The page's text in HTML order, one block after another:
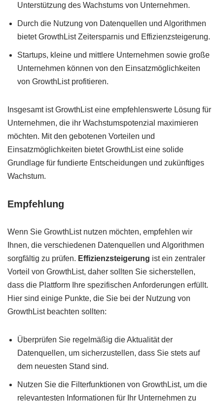
Unterstützung des Wachstums von Unternehmen.
Durch die Nutzung von Datenquellen und Algorithmen
bietet GrowthList Zeitersparnis und Effizienzsteigerung.
Startups, kleine und mittlere Unternehmen sowie große
Unternehmen können von den Einsatzmöglichkeiten
von GrowthList profitieren.
Insgesamt ist GrowthList eine empfehlenswerte Lösung für
Unternehmen, die ihr Wachstumspotenzial maximieren
möchten. Mit den gebotenen Vorteilen und
Einsatzmöglichkeiten bietet GrowthList eine solide
Grundlage für fundierte Entscheidungen und zukünftiges
Wachstum.
Empfehlung
Wenn Sie GrowthList nutzen möchten, empfehlen wir
Ihnen, die verschiedenen Datenquellen und Algorithmen
sorgfältig zu prüfen. Effizienzsteigerung ist ein zentraler
Vorteil von GrowthList, daher sollten Sie sicherstellen,
dass die Plattform Ihre spezifischen Anforderungen erfüllt.
Hier sind einige Punkte, die Sie bei der Nutzung von
GrowthList beachten sollten:
Überprüfen Sie regelmäßig die Aktualität der
Datenquellen, um sicherzustellen, dass Sie stets auf
dem neuesten Stand sind.
Nutzen Sie die Filterfunktionen von GrowthList, um die
relevantesten Informationen für Ihr Unternehmen zu